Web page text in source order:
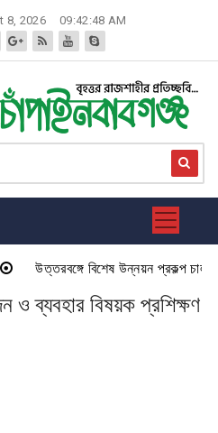
8, 2026 09:42:48 AM
উত্তরবঙ্গে বিশেষ উন্নয়ন প্রকল্প চালু
ও ব্যবহার বিষয়ক প্রশিক্ষণ